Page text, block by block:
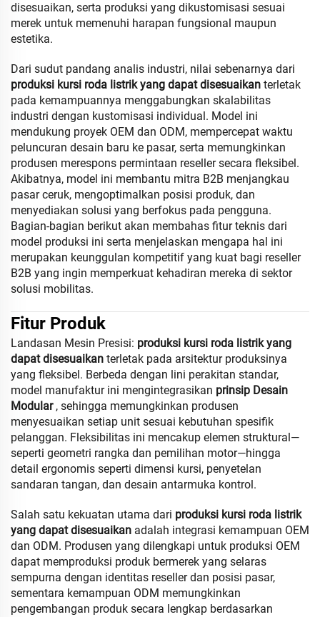
disesuaikan, serta produksi yang dikustomisasi sesuai
merek untuk memenuhi harapan fungsional maupun
estetika.
Dari sudut pandang analis industri, nilai sebenarnya dari
produksi kursi roda listrik yang dapat disesuaikan terletak
pada kemampuannya menggabungkan skalabilitas
industri dengan kustomisasi individual. Model ini
mendukung proyek OEM dan ODM, mempercepat waktu
peluncuran desain baru ke pasar, serta memungkinkan
produsen merespons permintaan reseller secara fleksibel.
Akibatnya, model ini membantu mitra B2B menjangkau
pasar ceruk, mengoptimalkan posisi produk, dan
menyediakan solusi yang berfokus pada pengguna.
Bagian-bagian berikut akan membahas fitur teknis dari
model produksi ini serta menjelaskan mengapa hal ini
merupakan keunggulan kompetitif yang kuat bagi reseller
B2B yang ingin memperkuat kehadiran mereka di sektor
solusi mobilitas.
Fitur Produk
Landasan Mesin Presisi: produksi kursi roda listrik yang
dapat disesuaikan terletak pada arsitektur produksinya
yang fleksibel. Berbeda dengan lini perakitan standar,
model manufaktur ini mengintegrasikan prinsip Desain
Modular , sehingga memungkinkan produsen
menyesuaikan setiap unit sesuai kebutuhan spesifik
pelanggan. Fleksibilitas ini mencakup elemen struktural—
seperti geometri rangka dan pemilihan motor—hingga
detail ergonomis seperti dimensi kursi, penyetelan
sandaran tangan, dan desain antarmuka kontrol.
Salah satu kekuatan utama dari produksi kursi roda listrik
yang dapat disesuaikan adalah integrasi kemampuan OEM
dan ODM. Produsen yang dilengkapi untuk produksi OEM
dapat memproduksi produk bermerek yang selaras
sempurna dengan identitas reseller dan posisi pasar,
sementara kemampuan ODM memungkinkan
pengembangan produk secara lengkap berdasarkan